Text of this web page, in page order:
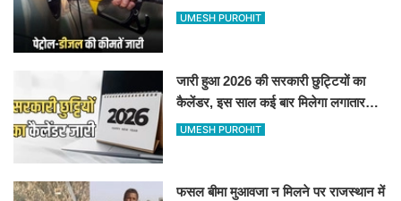
जानिए बीकानेर समेत पुरे प्रदेश में नए रेट
UMESH PUROHIT
जारी हुआ 2026 की सरकारी छुट्टियों का
कैलेंडर, इस साल कई बार मिलेगा लगातार
अवकाश, देखें
UMESH PUROHIT
फसल बीमा मुआवजा न मिलने पर राजस्थान में